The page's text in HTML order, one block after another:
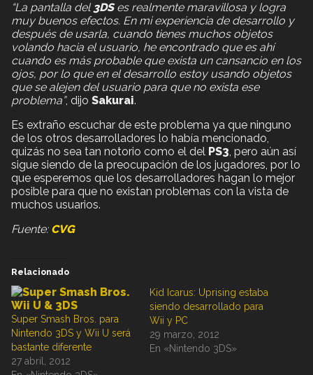
“La pantalla del 3DSes realmente maravillosa y logra
muy buenos efectos. En mi experiencia de desarrollo y
después de usarla, cuando tienes muchos objetos
volando hacia el usuario, he encontrado que es ahí
cuando es más probable que exista un cansancio en los
ojos, por lo que en el desarrollo estoy usando objetos
que se alejen del usuario para que no exista ese
problema”, dijo Sakurai.
Es extraño escuchar de este problema ya que ninguno
de los otros desarrolladores lo había mencionado,
quizás no sea tan notorio como el del PS3, pero aún así
sigue siendo de la preocupación de los jugadores, por lo
que esperemos que los desarrolladores hagan lo mejor
posible para que no existan problemas con la vista de
muchos usuarios.
Fuente: CVG
Relacionado
Super Smash Bros. para
Nintendo 3DS y Wii U será
bastante diferente
27 abril, 2012
Kid Icarus: Uprising estaba
siendo desarrollado para
Wii y PC
29 marzo, 2012
En «Nintendo 3DS»